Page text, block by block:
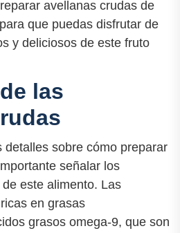
avellanas crudas de
que puedas disfrutar de
y deliciosos de este fruto
las
detalles sobre cómo preparar
señalar los
este alimento. Las
en grasas
grasos omega-9, que son